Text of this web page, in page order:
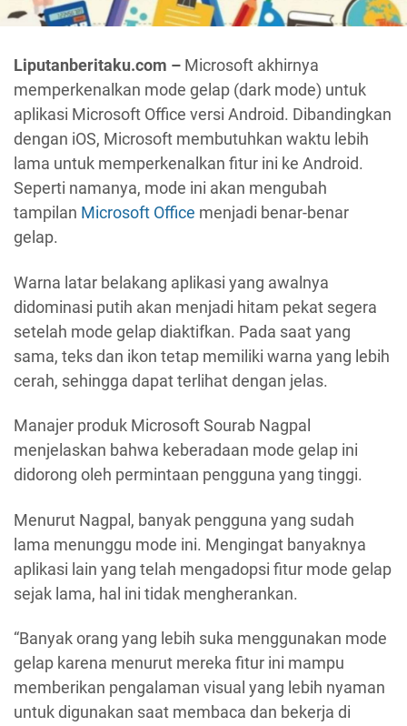
Liputanberitaku.com – Microsoft akhirnya
memperkenalkan mode gelap (dark mode) untuk
aplikasi Microsoft Office versi Android. Dibandingkan
dengan iOS, Microsoft membutuhkan waktu lebih
lama untuk memperkenalkan fitur ini ke Android.
Seperti namanya, mode ini akan mengubah
tampilan Microsoft Office menjadi benar-benar
gelap.
Warna latar belakang aplikasi yang awalnya
didominasi putih akan menjadi hitam pekat segera
setelah mode gelap diaktifkan. Pada saat yang
sama, teks dan ikon tetap memiliki warna yang lebih
cerah, sehingga dapat terlihat dengan jelas.
Manajer produk Microsoft Sourab Nagpal
menjelaskan bahwa keberadaan mode gelap ini
didorong oleh permintaan pengguna yang tinggi.
Menurut Nagpal, banyak pengguna yang sudah
lama menunggu mode ini. Mengingat banyaknya
aplikasi lain yang telah mengadopsi fitur mode gelap
sejak lama, hal ini tidak mengherankan.
“Banyak orang yang lebih suka menggunakan mode
gelap karena menurut mereka fitur ini mampu
memberikan pengalaman visual yang lebih nyaman
untuk digunakan saat membaca dan bekerja di